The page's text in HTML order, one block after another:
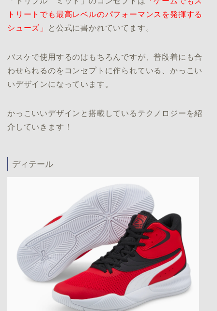
トリートでも最高レベルのパフォーマンスを発揮する
シューズ」
と公式に書かれていてます。
バスケで使用するのはもちろんですが、普段着にも合
わせられるのをコンセプトに作られている、かっこい
いデザインになっています。
かっこいいデザインと搭載しているテクノロジーを紹
介していきます！
ディテール